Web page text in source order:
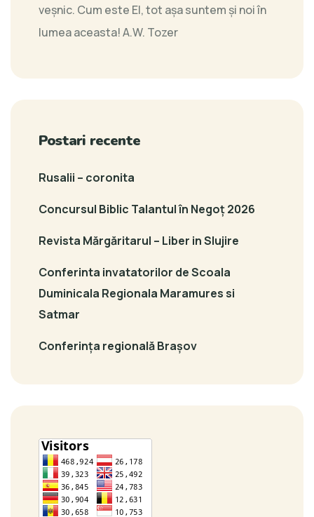
veşnic. Cum este El, tot aşa suntem şi noi în
lumea aceasta!A.W. Tozer
Postari recente
Rusalii – coronita
Concursul Biblic Talantul în Negoț 2026
Revista Mărgăritarul – Liber in Slujire
Conferinta invatatorilor de Scoala
Duminicala Regionala Maramures si
Satmar
Conferința regională Brașov